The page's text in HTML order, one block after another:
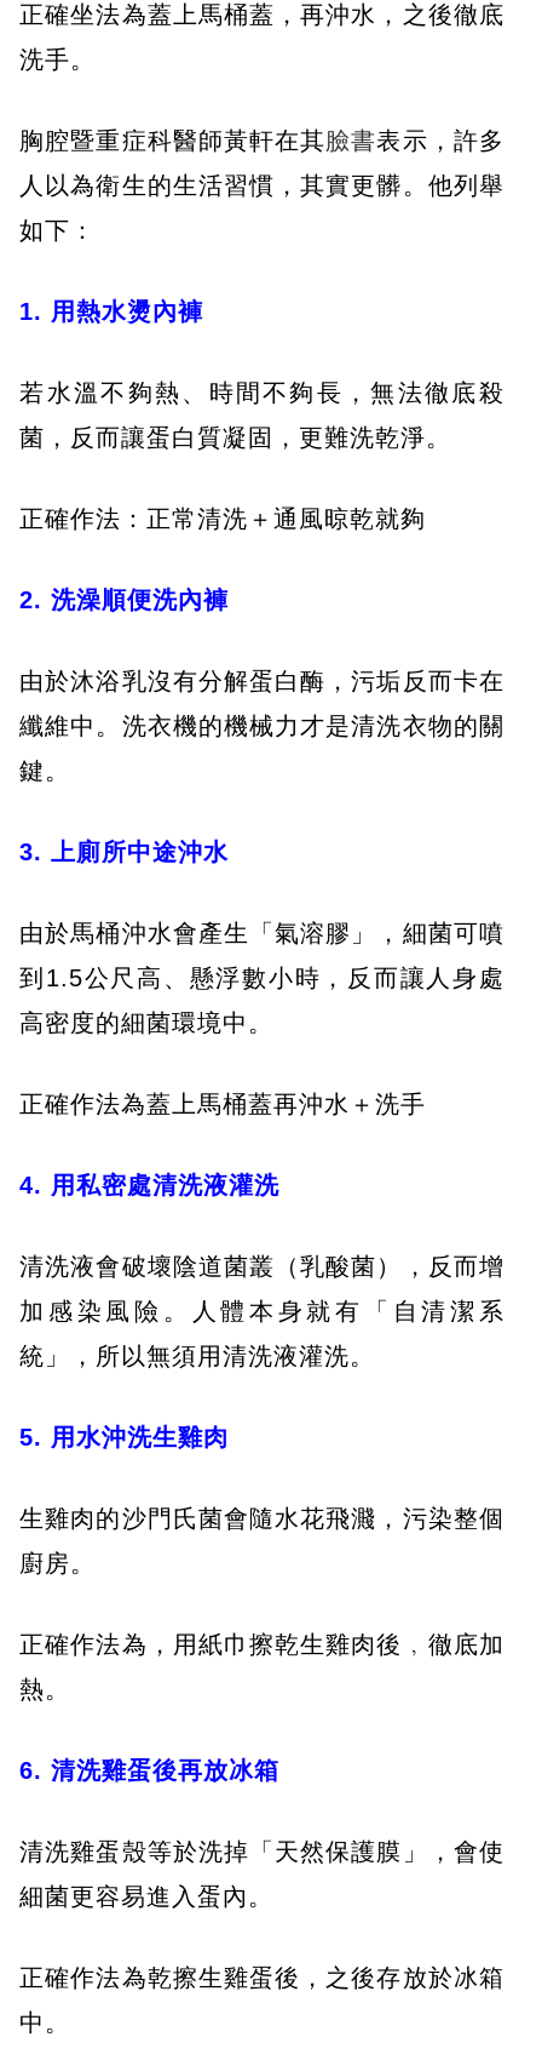
正確坐法為蓋上馬桶蓋，再沖水，之後徹底
洗手。
胸腔暨重症科醫師黃軒在其臉書表示，許多
人以為衛生的生活習慣，其實更髒。他列舉
如下：
1. 用熱水燙內褲
若水溫不夠熱、時間不夠長，無法徹底殺
菌，反而讓蛋白質凝固，更難洗乾淨。
正確作法：正常清洗＋通風晾乾就夠
2. 洗澡順便洗內褲
由於沐浴乳沒有分解蛋白酶，污垢反而卡在
纖維中。洗衣機的機械力才是清洗衣物的關
鍵。
3. 上廁所中途沖水
由於馬桶沖水會產生「氣溶膠」，細菌可噴
到1.5公尺高、懸浮數小時，反而讓人身處
高密度的細菌環境中。
正確作法為蓋上馬桶蓋再沖水＋洗手
4. 用私密處清洗液灌洗
清洗液會破壞陰道菌叢（乳酸菌），反而增
加感染風險。人體本身就有「自清潔系
統」，所以無須用清洗液灌洗。
5. 用水沖洗生雞肉
生雞肉的沙門氏菌會隨水花飛濺，污染整個
廚房。
正確作法為，用紙巾擦乾生雞肉後﹐徹底加
熱。
6. 清洗雞蛋後再放冰箱
清洗雞蛋殼等於洗掉「天然保護膜」，會使
細菌更容易進入蛋內。
正確作法為乾擦生雞蛋後，之後存放於冰箱
中。